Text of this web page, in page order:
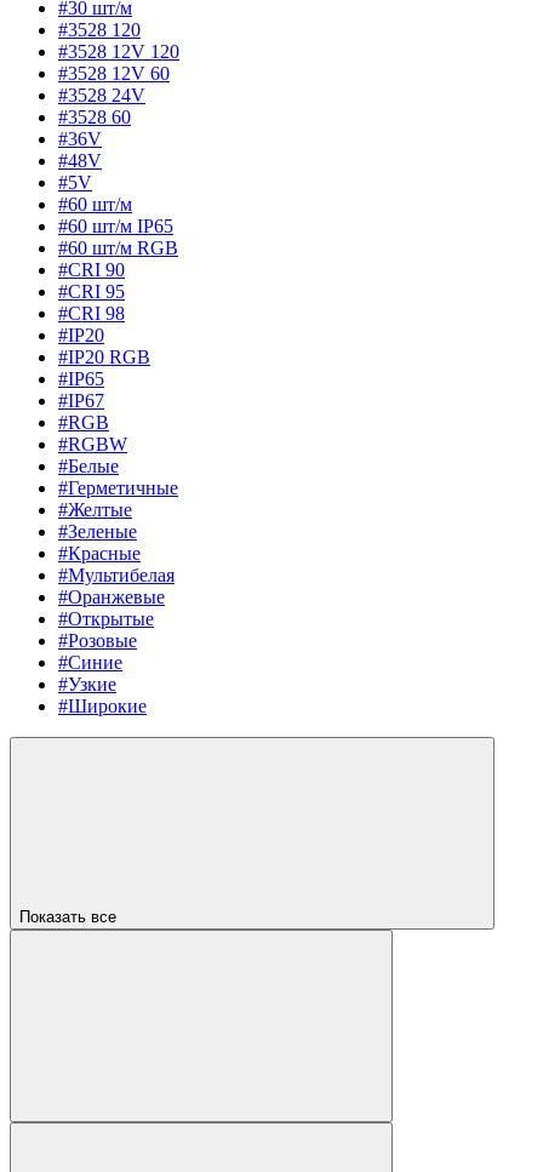
#30 шт/м
#3528 120
#3528 12V 120
#3528 12V 60
#3528 24V
#3528 60
#36V
#48V
#5V
#60 шт/м
#60 шт/м IP65
#60 шт/м RGB
#CRI 90
#CRI 95
#CRI 98
#IP20
#IP20 RGB
#IP65
#IP67
#RGB
#RGBW
#Белые
#Герметичные
#Желтые
#Зеленые
#Красные
#Мультибелая
#Оранжевые
#Открытые
#Розовые
#Синие
#Узкие
#Широкие
Показать все